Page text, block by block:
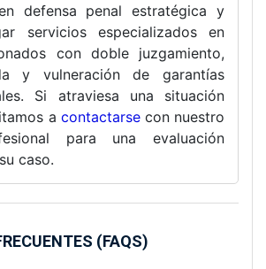
defensa penal estratégica y
servicios especializados en
con doble juzgamiento,
y vulneración de garantías
Si atraviesa una situación
a contactarsecon nuestro
para una evaluación
caso.
(FAQS)